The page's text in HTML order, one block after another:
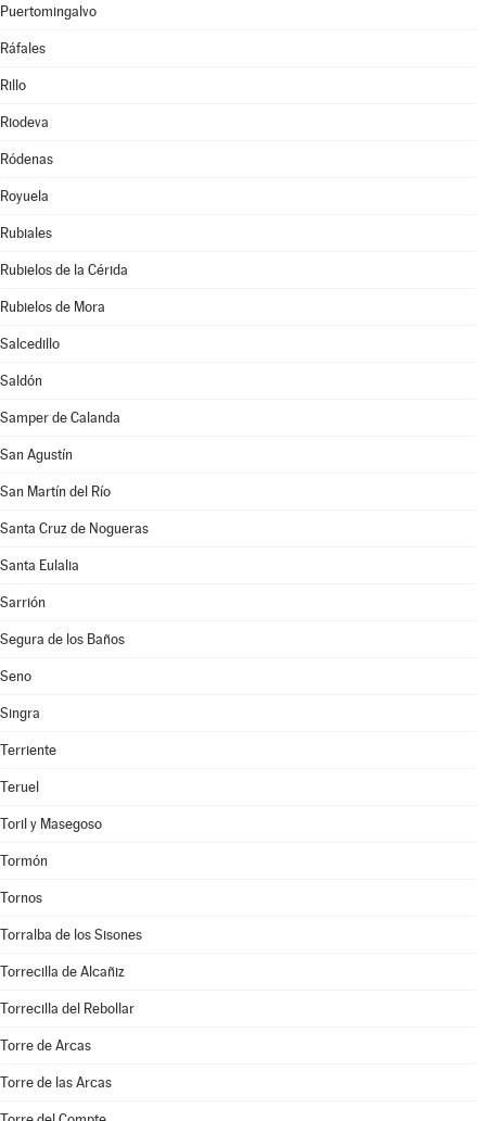
Puertomingalvo
Ráfales
Rillo
Riodeva
Ródenas
Royuela
Rubiales
Rubielos de la Cérida
Rubielos de Mora
Salcedillo
Saldón
Samper de Calanda
San Agustín
San Martín del Río
Santa Cruz de Nogueras
Santa Eulalia
Sarrión
Segura de los Baños
Seno
Singra
Terriente
Teruel
Toril y Masegoso
Tormón
Tornos
Torralba de los Sisones
Torrecilla de Alcañiz
Torrecilla del Rebollar
Torre de Arcas
Torre de las Arcas